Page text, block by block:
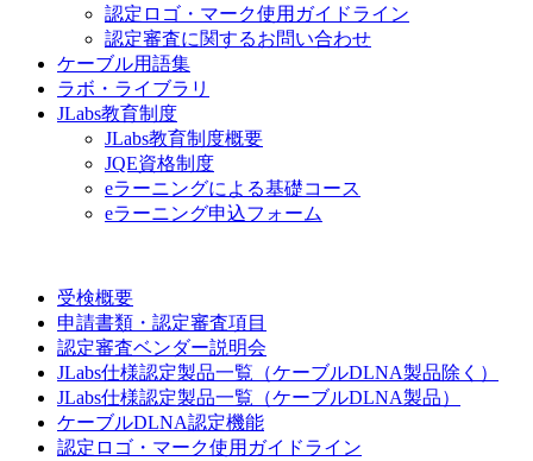
認定ロゴ・マーク使用ガイドライン
認定審査に関するお問い合わせ
ケーブル用語集
ラボ・ライブラリ
JLabs教育制度
JLabs教育制度概要
JQE資格制度
eラーニングによる基礎コース
eラーニング申込フォーム
受検概要
申請書類・認定審査項目
認定審査ベンダー説明会
JLabs仕様認定製品一覧（ケーブルDLNA製品除く）
JLabs仕様認定製品一覧（ケーブルDLNA製品）
ケーブルDLNA認定機能
認定ロゴ・マーク使用ガイドライン